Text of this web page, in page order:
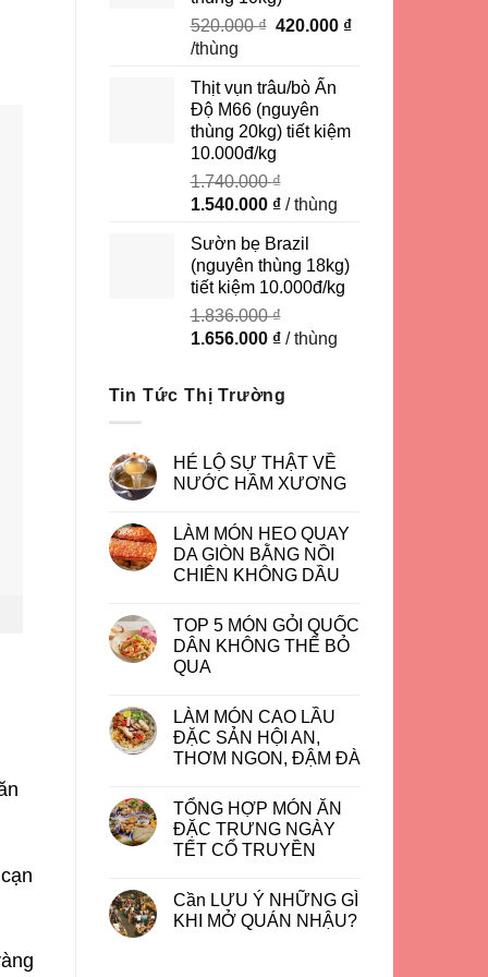
520.000₫ Giá
520.000 ₫.
420.000 ₫Giá
/thùng
Thịt vụn trâu/bò Ấn
Độ M66 (nguyên
thùng 20kg) tiết kiệm
10.000đ/kg
1.740.000₫
Giá
là:
1.740.000 ₫.
1.540.000 ₫Giá
tại
là:
1.540.000 ₫.
/ thùng
Sườn bẹ Brazil
(nguyên thùng 18kg)
tiết kiệm 10.000đ/kg
1.836.000₫
Giá
1.836.000 ₫.
1.656.000 ₫Giá
là:
/ thùng
Tin Tức Thị Trường
HÉ LỘ SỰ THẬT VỀ
NƯỚC HẦM XƯƠNG
LÀM MÓN HEO QUAY
DA GIÒN BẰNG NỒI
CHIÊN KHÔNG DẦU
TOP 5 MÓN GỎI QUỐC
DÂN KHÔNG THỂ BỎ
QUA
LÀM MÓN CAO LẦU
ĐẶC SẢN HỘI AN,
THƠM NGON, ĐẬM ĐÀ
TỔNG HỢP MÓN ĂN
ĐẶC TRƯNG NGÀY
TẾT CỔ TRUYỀN
Cần LƯU Ý NHỮNG GÌ
KHI MỞ QUÁN NHẬU?